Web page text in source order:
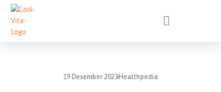
Lewati
konten
19 Desember 2023Healthpedia